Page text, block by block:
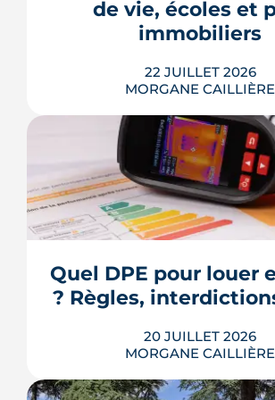
Voici les leviers concrets
LIRE L'ARTICLE
de vie, écoles et
immobiliers
22 JUILLET 2026
MORGANE CAILLIÈRE
Écoles, base de loisirs,
projets urbains et prix au m2
3e ville de Haute-Garonne.
LIRE L'ARTICLE
Quel DPE pour louer
? Règles,
20 JUILLET 2026
MORGANE CAILLIÈRE